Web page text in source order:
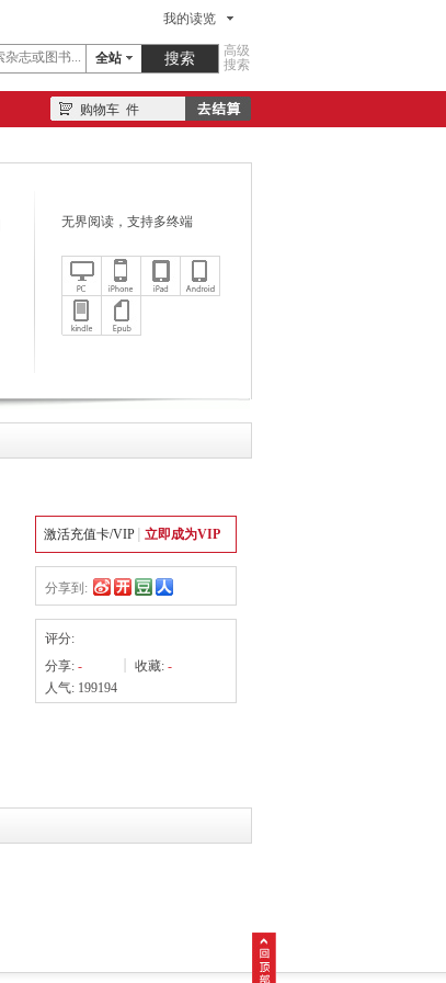
我的读览
全站
高级
搜索
购物车 件
无界阅读，支持多终端
激活充值卡/VIP 立即成为VIP
分享到:
评分:
分享: - 收藏: -
人气: 199194